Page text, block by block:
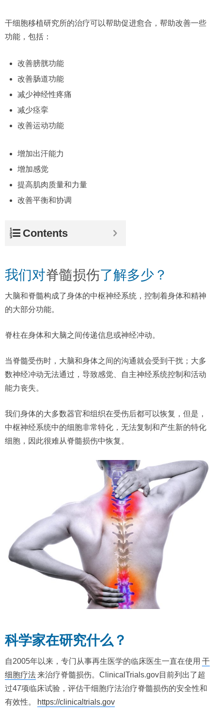
干细胞移植研究所的治疗可以帮助促进愈合，帮助改善一些
功能，包括：
改善膀胱功能
改善肠道功能
减少神经性疼痛
减少痉挛
改善运动功能
增加出汗能力
增加感觉
提高肌肉质量和力量
改善平衡和协调
Contents
我们对脊髓损伤了解多少？
大脑和脊髓构成了身体的中枢神经系统，控制着身体和精神
的大部分功能。
脊柱在身体和大脑之间传递信息或神经冲动。
当脊髓受伤时，大脑和身体之间的沟通就会受到干扰；大多
数神经冲动无法通过，导致感觉、自主神经系统控制和活动
能力丧失。
我们身体的大多数器官和组织在受伤后都可以恢复，但是，
中枢神经系统中的细胞非常特化，无法复制和产生新的特化
细胞，因此很难从脊髓损伤中恢复。
科学家在研究什么？
自2005年以来，专门从事再生医学的临床医生一直在使用 干
细胞疗法来治疗脊髓损伤。ClinicalTrials.gov目前列出了超
过47项临床试验，评估干细胞疗法治疗脊髓损伤的安全性和
有效性。
https://clinicaltrials.gov